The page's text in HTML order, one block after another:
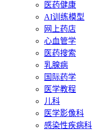
医药健康
AI训练模型
网上药店
心血管学
医药搜索
乳腺病
国际药学
医学教程
儿科
医学影像科
感染性疾病科